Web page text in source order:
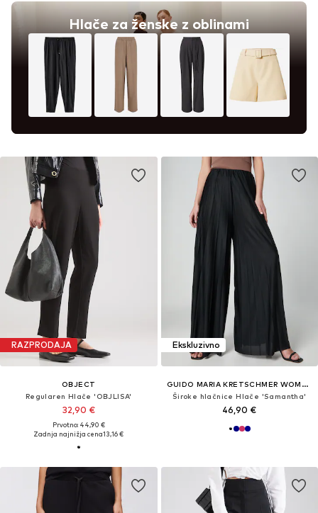
Hlače za ženske z oblinami
RAZPRODAJA
OBJECT
Regularen Hlače 'OBJLISA'
32,90 €
Prvotno: 44,90 €
Zadnja najnižja cena13,16 €
Ekskluzivno
GUIDO MARIA KRETSCHMER WOMEN
Široke hlačnice Hlače 'Samantha'
46,90 €